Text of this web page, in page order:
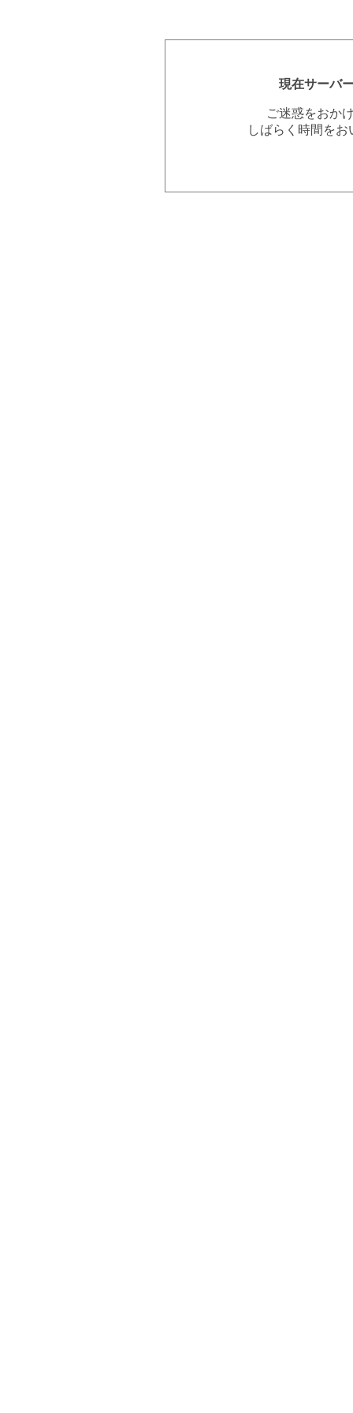
現在サーバ
ご迷惑をおか
しばらく時間を